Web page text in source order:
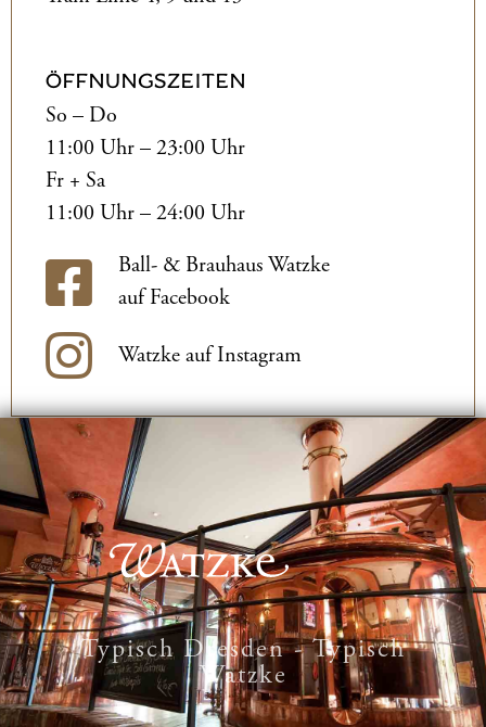
ÖFFNUNGSZEITEN
So – Do
11:00 Uhr – 23:00 Uhr
Fr + Sa
11:00 Uhr – 24:00 Uhr
Ball- & Brauhaus Watzke
auf Facebook
Watzke auf Instagram
Typisch Dresden - Typisch
Watzke